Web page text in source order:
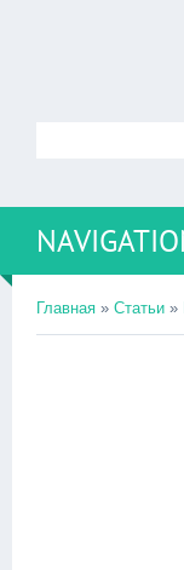
Главная » Статьи »